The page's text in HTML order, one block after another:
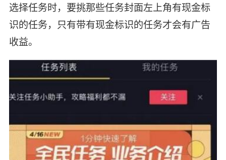
选择任务时，要挑那些任务封面左上角有现金标
识的任务，只有带有现金标识的任务才会有广告
收益。